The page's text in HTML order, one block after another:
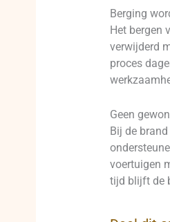
Berging
Het bergen
verwijderd
proces
Geen
Bij de
voertuigen
tijd blijft de